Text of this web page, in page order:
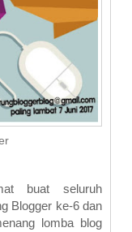
buat seluruh
Blogger ke-6 dan
lomba blog